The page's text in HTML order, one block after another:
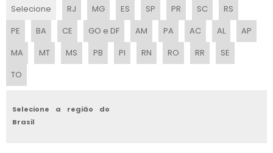
MONTAGEM DE TENDA
TENDA SANFONADA COM BALCAO
TENDAS GIGANTES PERSONALIZADO
FABRICA DE TENDAS E TOLDOS
Selecione RJ MG ES SP PR SC
RS
PE
BA CE GO e DF AM PA AC AL
AP
MA
MT MS PB PI RN RO RR
SE
TO
Selecione a região do
Brasil